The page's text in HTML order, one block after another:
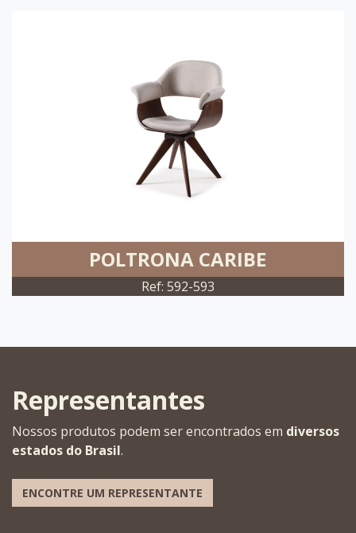
POLTRONA CARIBE
Ref: 592-593
Representantes
Nossos produtos podem ser encontrados em diversos
estados do Brasil.
ENCONTRE UM REPRESENTANTE